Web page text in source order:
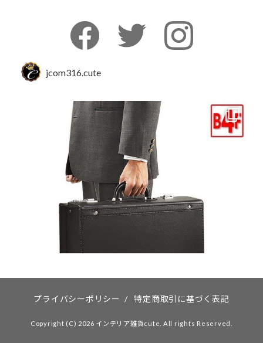
jcom316.cute
プライバシーポリシー / 特定商取引に基づく表記
Copyright (C) 2026 インテリア雑貨cute. All rights Reserved.